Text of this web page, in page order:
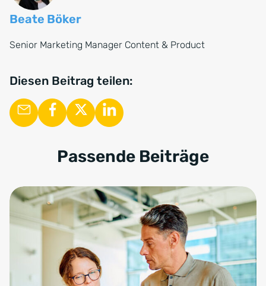
bewertet wurde. Die Unterstützung durch einen
spezialisierten Rechtsanwalt kann helfen, Risiken
Beate Böker
Senior Marketing Manager Content & Product
Diesen Beitrag teilen:
Passende Beiträge